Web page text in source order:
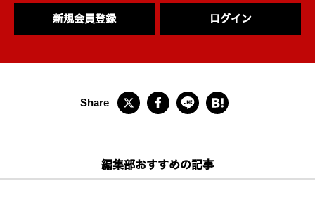
新規会員登録 ログイン
編集部おすすめの記事